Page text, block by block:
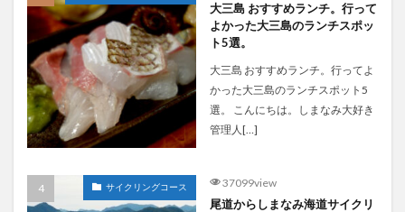
大三島 おすすめランチ。行って
よかった大三島のランチスポッ
ト5選。
大三島 おすすめランチ。行ってよ
かった大三島のランチスポット5
選。 こんにちは。しまなみ大好き
管理人[…]
サイクリングコース 37099view
尾道からしまなみ海道サイクリ